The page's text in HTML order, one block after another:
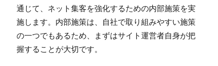
通じて、ネット集客を強化するための内部施策を実
施します。内部施策は、自社で取り組みやすい施策
の一つでもあるため、まずはサイト運営者自身が把
握することが大切です。